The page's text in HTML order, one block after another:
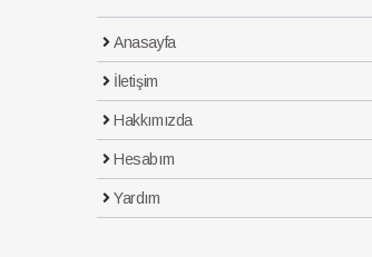
Anasayfa
İletişim
Hakkımızda
Hesabım
Yardım